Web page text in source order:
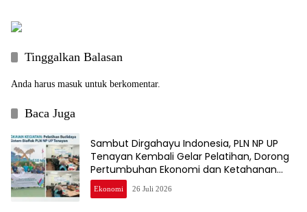
Tinggalkan Balasan
Anda harus masuk untuk berkomentar.
Baca Juga
Sambut Dirgahayu Indonesia, PLN NP UP
Tenayan Kembali Gelar Pelatihan, Dorong
Pertumbuhan Ekonomi dan Ketahanan
Pangan Warga
Ekonomi 26 Juli 2026